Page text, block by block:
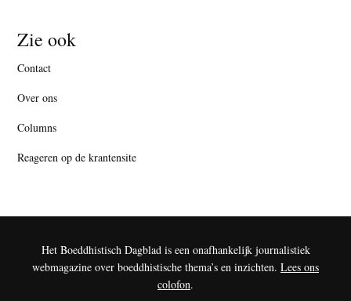
Zie ook
Contact
Over ons
Columns
Reageren op de krantensite
Het Boeddhistisch Dagblad is een onafhankelijk journalistiek
webmagazine over boeddhistische thema’s en inzichten. Lees ons
colofon.